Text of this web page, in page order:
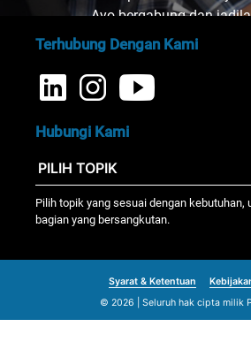
Ayo bergabung dan
dari kami!
Terhubung Dengan Kami
Hubungi Kami
Pilih topik yang sesuai dengan kebutuhan,
bagian yang bersangkutan.
Syarat & Ketentuan
© 2026 | Seluruh hak cipta milik